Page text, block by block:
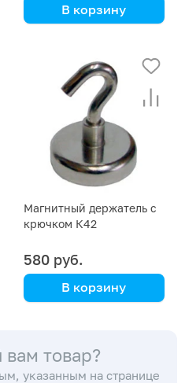
В корзину
Магнитный держатель с
крючком К42
580 руб.
В корзину
товар?
указанным на странице